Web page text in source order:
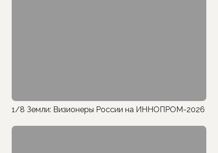
1/8 Земли: Визионеры России на ИННОПРОМ-2026